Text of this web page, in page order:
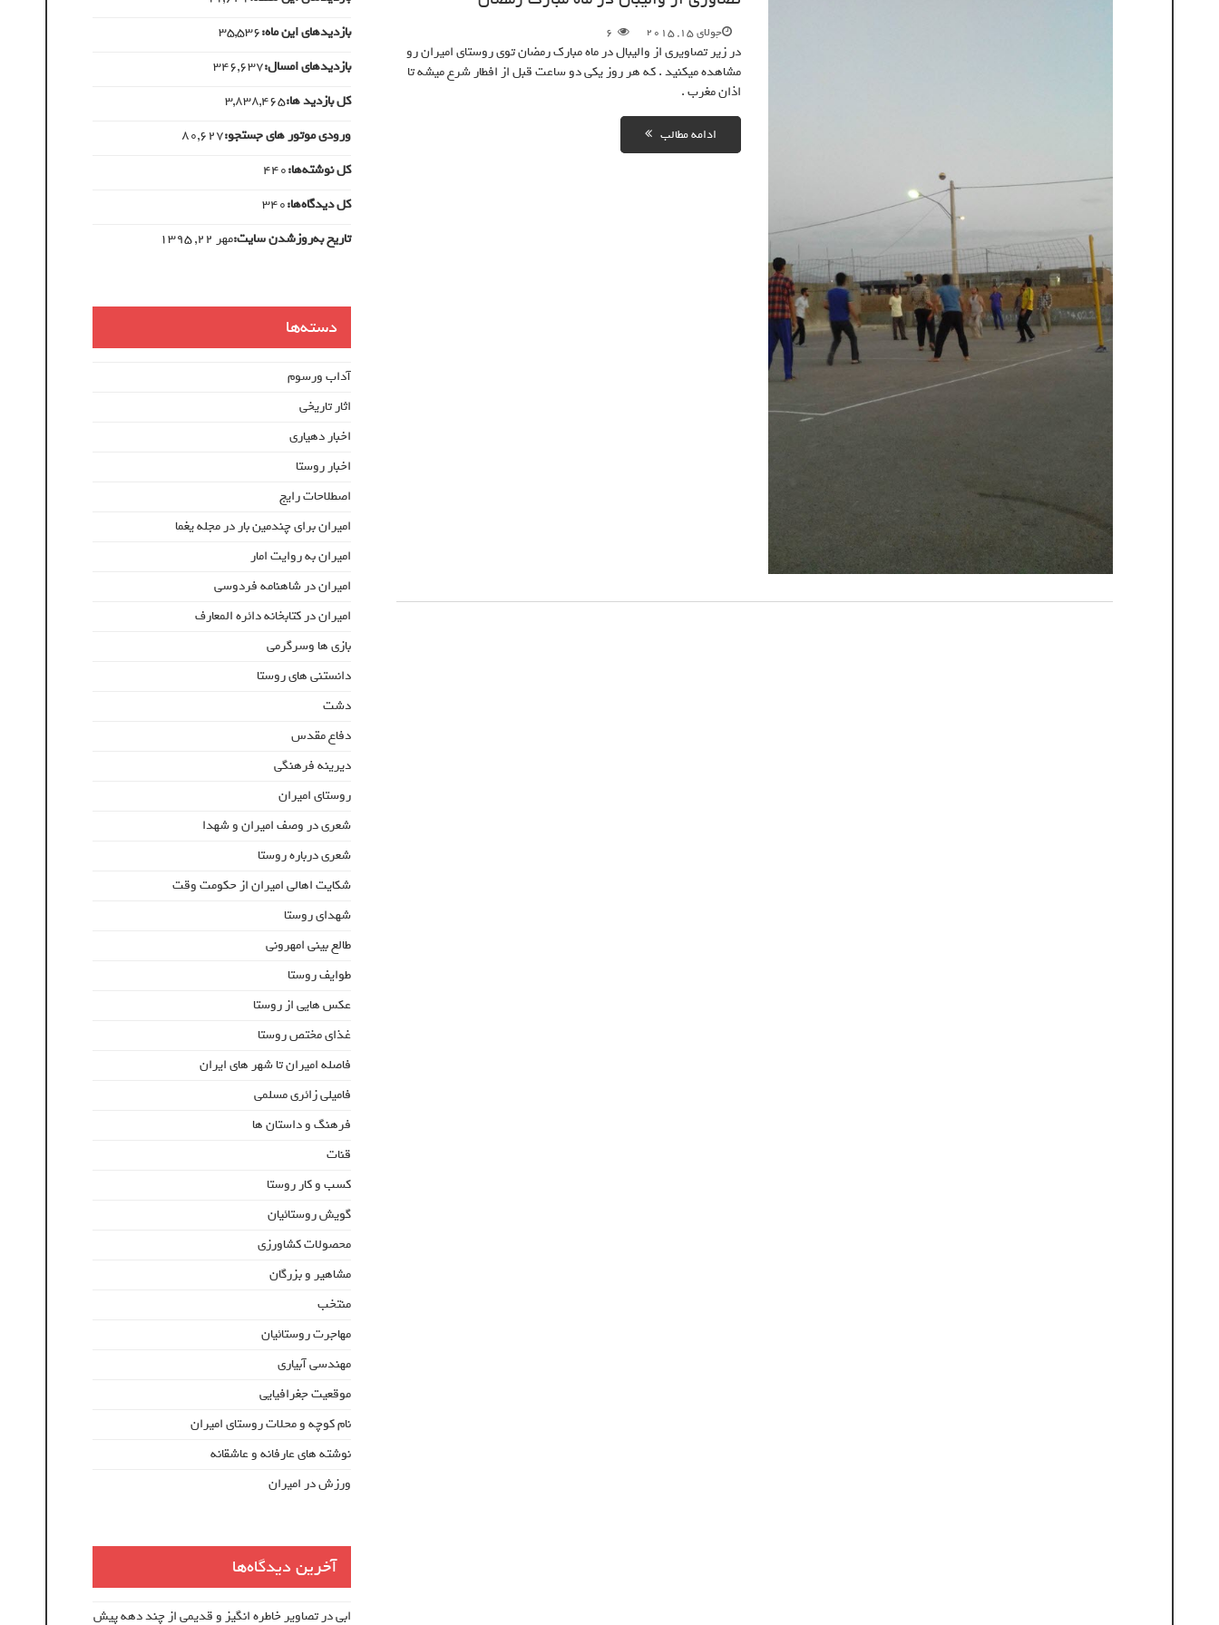
جولای 15, 2015 6
در زیر تصاویری از والیبال در ماه مبارک رمضان توی روستای امیران رو
مشاهده میکنید . که هر روز یکی دو ساعت قبل از افطار شرع میشه تا
اذان مغرب .
ادامه مطالب
بازدیدهای این ماه:35,536
بازدیدهای امسال:346,637
کل بازدید ها:3,838,465
ورودی‌ موتور های جستجو:80,627
کل نوشته‌ها:440
کل دیدگاه‌ها:340
تاریخ به‌روزشدن سایت:مهر ۲۲, ۱۳۹۵
دسته‌ها
آداب ورسوم
اثار تاریخی
اخبار دهیاری
اخبار روستا
اصطلاحات رایج
امیران برای چندمین بار در مجله یغما
امیران به روایت امار
امیران در شاهنامه فردوسی
امیران در کتابخانه دائره المعارف
بازی ها وسرگرمی
دانستنی های روستا
دشت
دفاع مقدس
دیرینه فرهنگی
روستای امیران
شعری در وصف امیران و شهدا
شعری درباره روستا
شکایت اهالی امیران از حکومت وقت
شهدای روستا
طالع بینی امهرونی
طوایف روستا
عکس هایی از روستا
غذای مختص روستا
فاصله امیران تا شهر های ایران
فامیلی زائری مسلمی
فرهنگ و داستان ها
قنات
کسب و کار روستا
گویش روستائیان
محصولات کشاورزی
مشاهیر و بزرگان
منتخب
مهاجرت روستائیان
مهندسی آبیاری
موقعیت جغرافیایی
نام کوچه و محلات روستای امیران
نوشته های عارفانه و عاشقانه
ورزش در امیران
آخرین دیدگاه‌ها
ابیدرتصاویر خاطره انگیز و قدیمی از چند دهه پیش